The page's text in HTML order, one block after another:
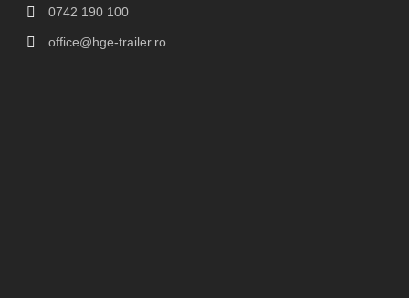
0742 190 100
office@hge-trailer.ro